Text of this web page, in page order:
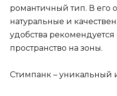
романтичный тип. В его
натуральные и
удобства рекомендуется
пространство на зоны.
Стимпанк – уникальный